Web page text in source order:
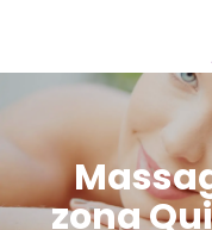
zona